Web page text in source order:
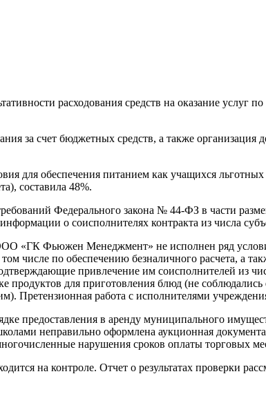
расходования средств на оказание услуг
за счет бюджетных средств, а также организация
для обеспечения питанием как учащихся
составила 48%.
Федерального закона № 44-ФЗ в части
о соисполнителях контракта из числа
«ГК Фьюжен Менеджмент» не исполнен ряд
числе по обеспечению безналичного расчета, а
привлечение им соисполнителей из
для приготовления блюд (не соблюдались
Претензионная работа с исполнителями
предоставления в аренду муниципального
неправильно оформлена аукционная
нарушения сроков оплаты торговых
на контроле. Отчет о результатах проверки